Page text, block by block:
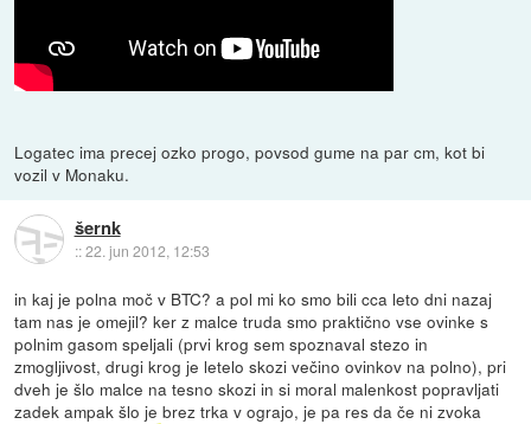
Logatec ima precej ozko progo, povsod gume na par cm, kot bi
vozil v Monaku.
šernk
::22. jun 2012, 12:53
in kaj je polna moč v BTC? a pol mi ko smo bili cca leto dni nazaj
tam nas je omejil? ker z malce truda smo praktično vse ovinke s
polnim gasom speljali (prvi krog sem spoznaval stezo in
zmogljivost, drugi krog je letelo skozi večino ovinkov na polno), pri
dveh je šlo malce na tesno skozi in si moral malenkost popravljati
zadek ampak šlo je brez trka v ograjo, je pa res da če ni zvoka